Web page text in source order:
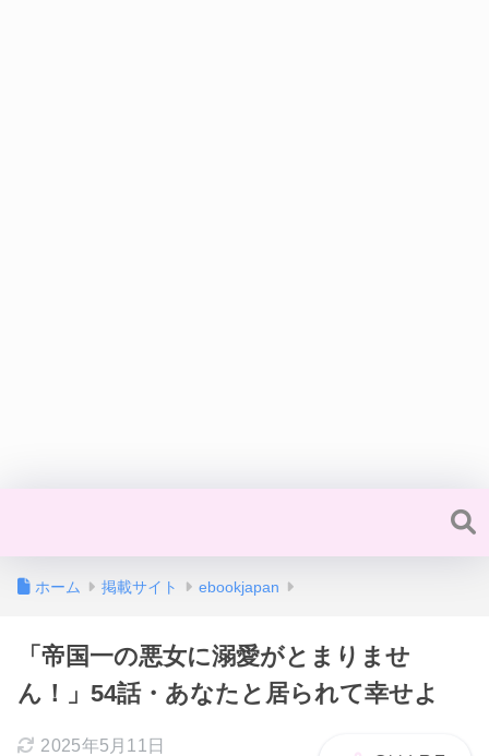
ホーム 掲載サイト ebookjapan
「帝国一の悪女に溺愛がとまりませ
ん！」54話・あなたと居られて幸せよ
2025年5月11日